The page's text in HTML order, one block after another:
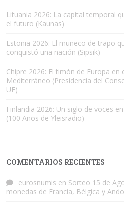
Lituania 2026: La capital temporal
el futuro (Kaunas)
Estonia 2026: El muñeco de trapo
conquistó una nación (Sipsik)
Chipre 2026: El timón de Europa en
Mediterráneo (Presidencia del
UE)
Finlandia 2026: Un siglo de voces
(100 Años de Yleisradio)
COMENTARIOS RECIENTES
eurosnumis en Sorteo 15 de
monedas de Francia, Bélgica y